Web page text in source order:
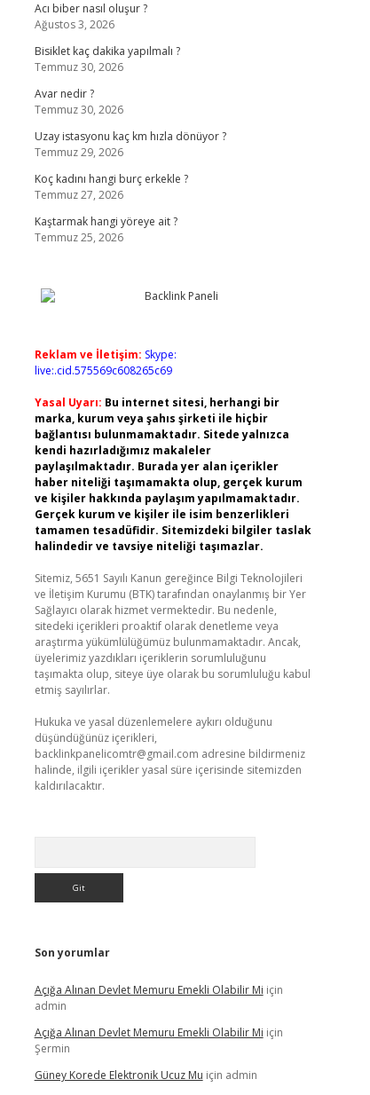
Acı biber nasıl oluşur ?
Ağustos 3, 2026
Bisiklet kaç dakika yapılmalı ?
Temmuz 30, 2026
Avar nedir ?
Temmuz 30, 2026
Uzay istasyonu kaç km hızla dönüyor ?
Temmuz 29, 2026
Koç kadını hangi burç erkekle ?
Temmuz 27, 2026
Kaştarmak hangi yöreye ait ?
Temmuz 25, 2026
Reklam ve İletişim: Skype:
live:.cid.575569c608265c69
Yasal Uyarı: Bu internet sitesi, herhangi bir
marka, kurum veya şahıs şirketi ile hiçbir
bağlantısı bulunmamaktadır. Sitede yalnızca
kendi hazırladığımız makaleler
paylaşılmaktadır. Burada yer alan içerikler
haber niteliği taşımamakta olup, gerçek kurum
ve kişiler hakkında paylaşım yapılmamaktadır.
Gerçek kurum ve kişiler ile isim benzerlikleri
tamamen tesadüfidir. Sitemizdeki bilgiler taslak
halindedir ve tavsiye niteliği taşımazlar.
Sitemiz, 5651 Sayılı Kanun gereğince Bilgi Teknolojileri
ve İletişim Kurumu (BTK) tarafından onaylanmış bir Yer
Sağlayıcı olarak hizmet vermektedir. Bu nedenle,
sitedeki içerikleri proaktif olarak denetleme veya
araştırma yükümlülüğümüz bulunmamaktadır. Ancak,
üyelerimiz yazdıkları içeriklerin sorumluluğunu
taşımakta olup, siteye üye olarak bu sorumluluğu kabul
etmiş sayılırlar.
Hukuka ve yasal düzenlemelere aykırı olduğunu
düşündüğünüz içerikleri,
backlinkpanelicomtr@gmail.com adresine bildirmeniz
halinde, ilgili içerikler yasal süre içerisinde sitemizden
kaldırılacaktır.
Son yorumlar
Açığa Alınan Devlet Memuru Emekli Olabilir Mi için
admin
Açığa Alınan Devlet Memuru Emekli Olabilir Mi için
Şermin
Güney Korede Elektronik Ucuz Mu için admin